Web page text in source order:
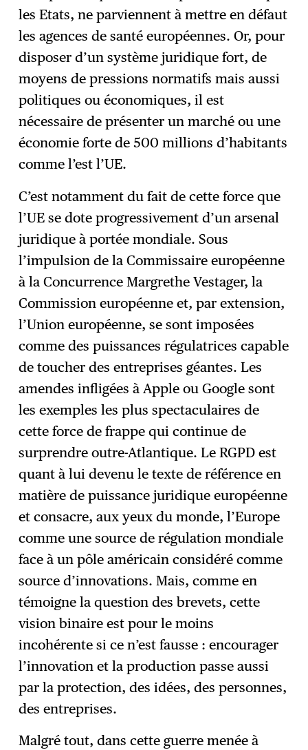
les Etats, ne parviennent à mettre en défaut
les agences de santé européennes. Or, pour
disposer d’un système juridique fort, de
moyens de pressions normatifs mais aussi
politiques ou économiques, il est
nécessaire de présenter un marché ou une
économie forte de 500 millions d’habitants
comme l’est l’UE.
C’est notamment du fait de cette force que
l’UE se dote progressivement d’un arsenal
juridique à portée mondiale. Sous
l’impulsion de la Commissaire européenne
à la Concurrence Margrethe Vestager, la
Commission européenne et, par extension,
l’Union européenne, se sont imposées
comme des puissances régulatrices capable
de toucher des entreprises géantes. Les
amendes infligées à Apple ou Google sont
les exemples les plus spectaculaires de
cette force de frappe qui continue de
surprendre outre-Atlantique. Le RGPD est
quant à lui devenu le texte de référence en
matière de puissance juridique européenne
et consacre, aux yeux du monde, l’Europe
comme une source de régulation mondiale
face à un pôle américain considéré comme
source d’innovations. Mais, comme en
témoigne la question des brevets, cette
vision binaire est pour le moins
incohérente si ce n’est fausse : encourager
l’innovation et la production passe aussi
par la protection, des idées, des personnes,
des entreprises.
Malgré tout, dans cette guerre menée à